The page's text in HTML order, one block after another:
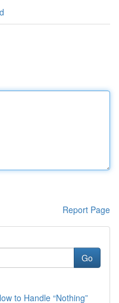
Report Page
Go
to Handle “Nothing”